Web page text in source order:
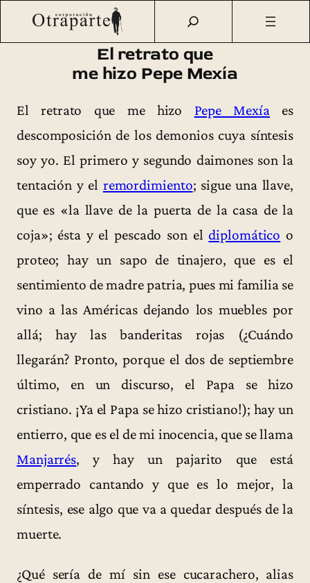
Saltar
Otraparte.org/Fernando González Ideas Textos sueltos/
El retrato que me hizo Pepe Mexía (1944)
El retrato que
me hizo Pepe Mexía
El retrato que me hizo Pepe Mexíaes
descomposición de los demonios cuya síntesis
soy yo. El primero y segundo daimones son la
tentación y el remordimiento; sigue una llave,
que es «la llave de la puerta de la casa de la
coja»; ésta y el pescado son eldiplomático o
proteo; hay un sapo de tinajero, que es el
sentimiento de madre patria, pues mi familia se
vino a las Américas dejando los muebles por
allá; hay las banderitas rojas (¿Cuándo
llegarán? Pronto, porque el dos de septiembre
último, en un discurso, el Papa se hizo
cristiano. ¡Ya el Papa se hizo cristiano!); hay un
entierro, que es el de mi inocencia, que se llama
Manjarrés, y hay un pajarito que está
emperrado cantando y que es lo mejor, la
síntesis, ese algo que va a quedar después de la
muerte.
¿Qué sería de mí sin ese cucarachero, alias